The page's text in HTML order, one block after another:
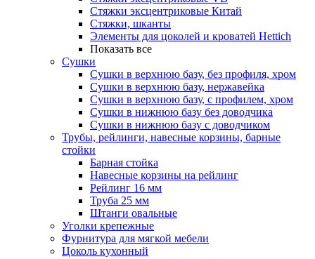
Стяжки эксцентриковые Китай
Стяжки, шканты
Элементы для цоколей и кроватей Hettich
Показать все
Сушки
Сушки в верхнюю базу, без профиля, хром
Сушки в верхнюю базу, нержавейка
Сушки в верхнюю базу, с профилем, хром
Сушки в нижнюю базу без доводчика
Сушки в нижнюю базу с доводчиком
Трубы, рейлинги, навесные корзины, барные
стойки
Барная стойка
Навесные корзины на рейлинг
Рейлинг 16 мм
Труба 25 мм
Штанги овальные
Уголки крепежные
Фурнитура для мягкой мебели
Цоколь кухонный